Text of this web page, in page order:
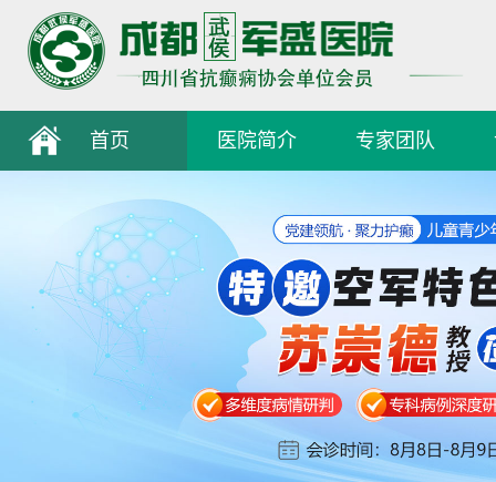
首页 医院简介 专家团队